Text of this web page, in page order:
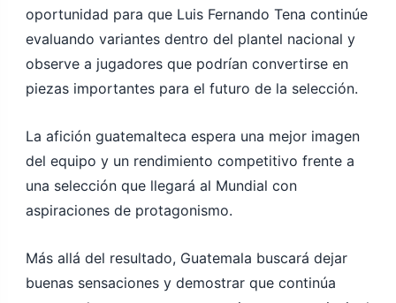
oportunidad para que Luis Fernando Tena continúe
evaluando variantes dentro del plantel nacional y
observe a jugadores que podrían convertirse en
piezas importantes para el futuro de la selección.
La afición guatemalteca espera una mejor imagen
del equipo y un rendimiento competitivo frente a
una selección que llegará al Mundial con
aspiraciones de protagonismo.
Más allá del resultado, Guatemala buscará dejar
buenas sensaciones y demostrar que continúa